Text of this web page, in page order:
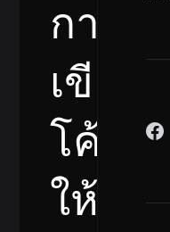
การ
เขียน
โค้ด
ให้